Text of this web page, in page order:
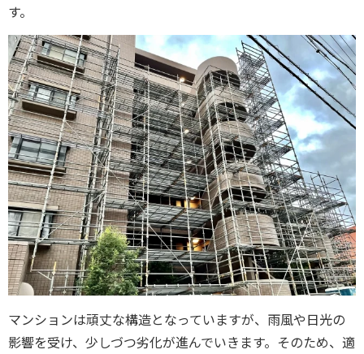
す。
マンションは頑丈な構造となっていますが、雨風や日光の
影響を受け、少しづつ劣化が進んでいきます。そのため、適